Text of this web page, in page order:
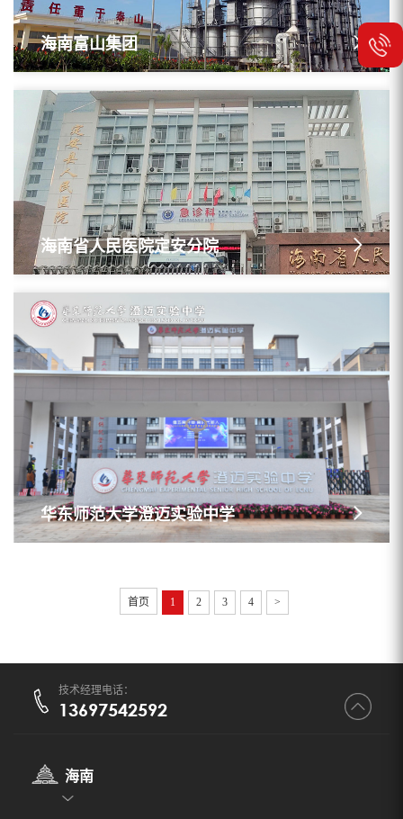
海南富山集团
海南省人民医院定安分院
华东师范大学澄迈实验中学
首页 1 2 3 4 >
技术经理电话：
13697542592
海南